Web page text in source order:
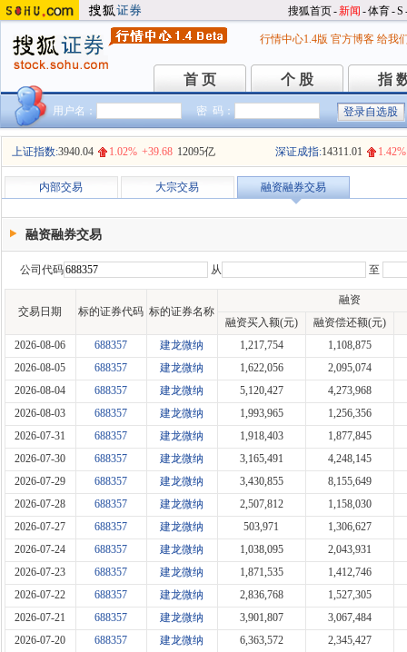
搜狐首页-新闻 -体育-S
行情中心1.4版 官方博客 给我
首 页
首 页 个 股
个 股 指
指
用户名： 密 码：
上证指数:3940.04 1.02% +39.68 12095亿 深证成指:14311.01 1.42%
内部交易 大宗交易 融资融券交易
融资融券交易
公司代码 从 至
交易日期 标的证券代码 标的证券名称
融资
融资买入额(元)
融资偿还额(元)
2026-08-06
688357 建龙微纳 1,217,754
1,108,875
2026-08-05
688357 建龙微纳 1,622,056
2,095,074
2026-08-04
688357 建龙微纳 5,120,427
4,273,968
2026-08-03
688357 建龙微纳 1,993,965
1,256,356
2026-07-31
688357 建龙微纳 1,918,403
1,877,845
2026-07-30
688357 建龙微纳 3,165,491
4,248,145
2026-07-29
688357 建龙微纳 3,430,855
8,155,649
2026-07-28
688357 建龙微纳 2,507,812
1,158,030
2026-07-27
688357 建龙微纳 503,971
1,306,627
2026-07-24
688357 建龙微纳 1,038,095
2,043,931
2026-07-23
688357 建龙微纳 1,871,535
1,412,746
2026-07-22
688357 建龙微纳 2,836,768
1,527,305
2026-07-21
688357 建龙微纳 3,901,807
3,067,484
2026-07-20
688357 建龙微纳 6,363,572
2,345,427